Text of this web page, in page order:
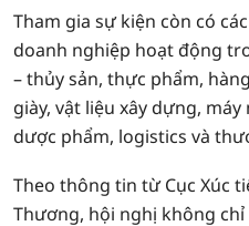
Tham gia sự kiện còn có
doanh nghiệp hoạt động
– thủy sản, thực phẩm,
giày, vật liệu xây dựng,
dược phẩm, logistics và
Theo thông tin từ Cục Xúc
Thương, hội nghị không